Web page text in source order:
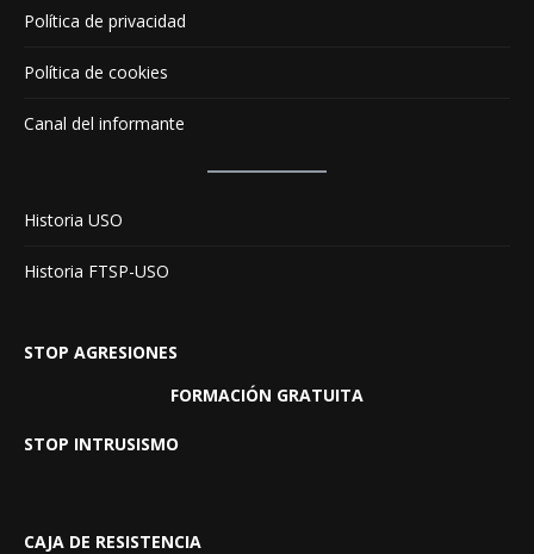
Política de privacidad
Política de cookies
Canal del informante
Historia USO
Historia FTSP-USO
STOP AGRESIONES
FORMACIÓN GRATUITA
STOP INTRUSISMO
CAJA DE RESISTENCIA